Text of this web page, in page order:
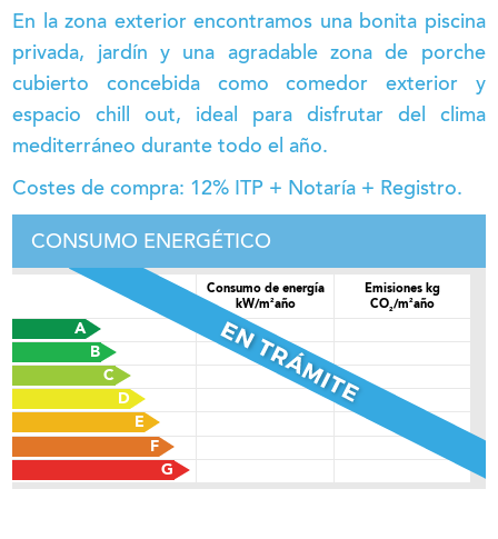
En la zona exterior encontramos una bonita piscina
privada, jardín y una agradable zona de porche
cubierto concebida como comedor exterior y
espacio chill out, ideal para disfrutar del clima
mediterráneo durante todo el año.
Costes de compra: 12% ITP + Notaría + Registro.
CONSUMO ENERGÉTICO
Consumo de energía
kW/m2año
Emisiones kg
CO2/m2año
A
B
C
D
E
F
G